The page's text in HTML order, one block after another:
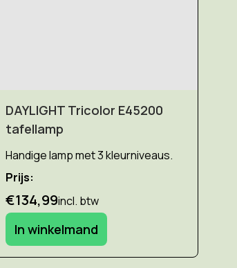
DAYLIGHT Tricolor E45200
tafellamp
Handige lamp met 3 kleurniveaus.
Prijs:
€134,99incl. btw
In winkelmand